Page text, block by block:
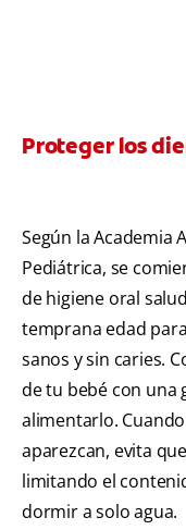
Proteger los
Según la Academia
Pediátrica, se
de higiene oral
temprana edad
sanos y sin caries.
de tu bebé con una
alimentarlo.
aparezcan, evita
limitando el
dormir a solo agua.